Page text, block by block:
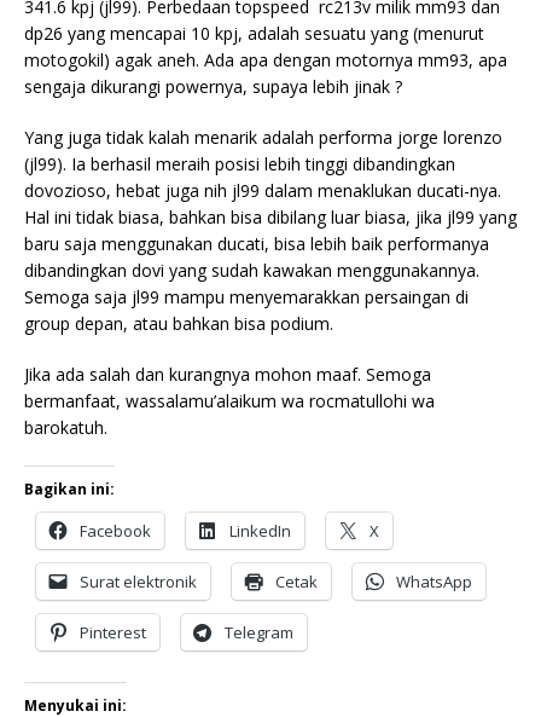
341.6 kpj (jl99). Perbedaan topspeed rc213v milik mm93 dan
dp26 yang mencapai 10 kpj, adalah sesuatu yang (menurut
motogokil) agak aneh. Ada apa dengan motornya mm93, apa
sengaja dikurangi powernya, supaya lebih jinak ?
Yang juga tidak kalah menarik adalah performa jorge lorenzo
(jl99). Ia berhasil meraih posisi lebih tinggi dibandingkan
dovozioso, hebat juga nih jl99 dalam menaklukan ducati-nya.
Hal ini tidak biasa, bahkan bisa dibilang luar biasa, jika jl99 yang
baru saja menggunakan ducati, bisa lebih baik performanya
dibandingkan dovi yang sudah kawakan menggunakannya.
Semoga saja jl99 mampu menyemarakkan persaingan di
group depan, atau bahkan bisa podium.
Jika ada salah dan kurangnya mohon maaf. Semoga
bermanfaat, wassalamu’alaikum wa rocmatullohi wa
barokatuh.
Bagikan ini:
Facebook LinkedIn X
Surat elektronik Cetak WhatsApp
Pinterest Telegram
Menyukai ini: